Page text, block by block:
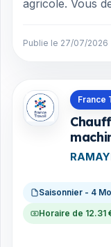
agricole. Vous
Publie le 27/07/2026
France
Saisonnier - 4
Horaire de 12.31
Offres en La